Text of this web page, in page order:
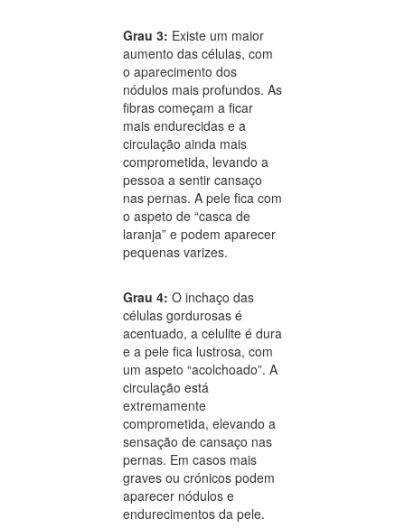
Grau 3: Existe um maior
aumento das células, com
o aparecimento dos
nódulos mais profundos. As
fibras começam a ficar
mais endurecidas e a
circulação ainda mais
comprometida, levando a
pessoa a sentir cansaço
nas pernas. A pele fica com
o aspeto de “casca de
laranja” e podem aparecer
pequenas varizes.
Grau 4: O inchaço das
células gordurosas é
acentuado, a celulite é dura
e a pele fica lustrosa, com
um aspeto “acolchoado”. A
circulação está
extremamente
comprometida, elevando a
sensação de cansaço nas
pernas. Em casos mais
graves ou crónicos podem
aparecer nódulos e
endurecimentos da pele.